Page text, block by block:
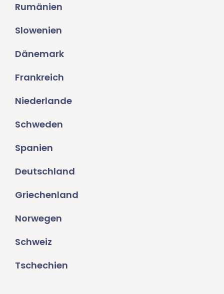
Rumänien
Slowenien
Dänemark
Frankreich
Niederlande
Schweden
Spanien
Deutschland
Griechenland
Norwegen
Schweiz
Tschechien